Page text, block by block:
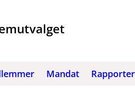
Mandat Rapporter